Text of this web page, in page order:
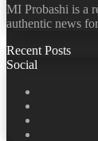
MI Probashi is a
authentic news
Recent Posts
Social